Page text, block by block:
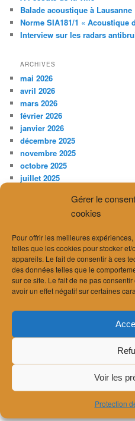
Gérer le
cookies
Pour offrir les meilleures
telles que les cookies pour stocker
appareils. Le fait de consentir à ces
des données telles que le
sur ce site. Le fait de ne pas
avoir un effet négatif sur certaines
Voir les
Protection
Balade acoustique à Lausanne
Norme SIA181/1 « Acoustique
Interview sur les radars
ARCHIVES
mai 2026
avril 2026
mars 2026
février 2026
janvier 2026
décembre 2025
novembre 2025
octobre 2025
juillet 2025
décembre 2024
septembre 2024
août 2024
juillet 2024
juin 2024
avril 2024
décembre 2023
juillet 2023
février 2023